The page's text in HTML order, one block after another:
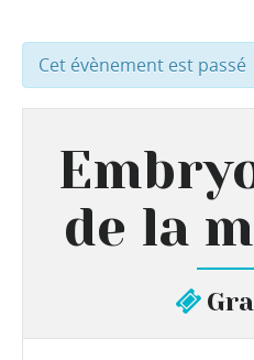
Cet évènement est passé
de la